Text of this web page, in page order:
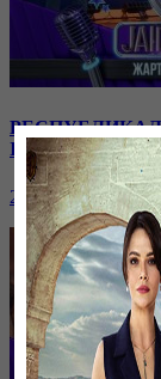
II ТОП
20 января, 16:26